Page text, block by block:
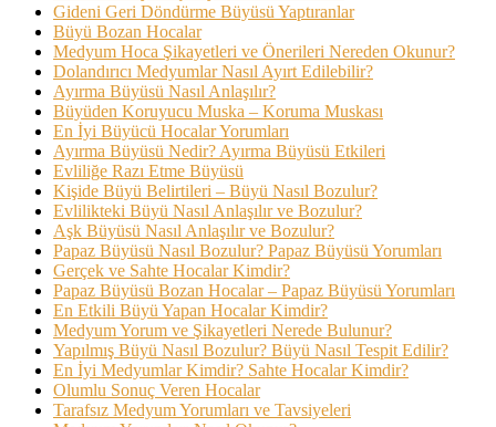
Gideni Geri Döndürme Büyüsü Yaptıranlar
Büyü Bozan Hocalar
Medyum Hoca Şikayetleri ve Önerileri Nereden Okunur?
Dolandırıcı Medyumlar Nasıl Ayırt Edilebilir?
Ayırma Büyüsü Nasıl Anlaşılır?
Büyüden Koruyucu Muska – Koruma Muskası
En İyi Büyücü Hocalar Yorumları
Ayırma Büyüsü Nedir? Ayırma Büyüsü Etkileri
Evliliğe Razı Etme Büyüsü
Kişide Büyü Belirtileri – Büyü Nasıl Bozulur?
Evlilikteki Büyü Nasıl Anlaşılır ve Bozulur?
Aşk Büyüsü Nasıl Anlaşılır ve Bozulur?
Papaz Büyüsü Nasıl Bozulur? Papaz Büyüsü Yorumları
Gerçek ve Sahte Hocalar Kimdir?
Papaz Büyüsü Bozan Hocalar – Papaz Büyüsü Yorumları
En Etkili Büyü Yapan Hocalar Kimdir?
Medyum Yorum ve Şikayetleri Nerede Bulunur?
Yapılmış Büyü Nasıl Bozulur? Büyü Nasıl Tespit Edilir?
En İyi Medyumlar Kimdir? Sahte Hocalar Kimdir?
Olumlu Sonuç Veren Hocalar
Tarafsız Medyum Yorumları ve Tavsiyeleri